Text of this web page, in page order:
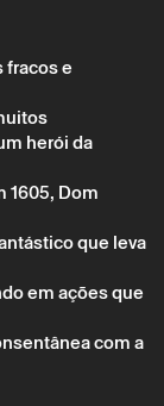
fracos e
herói da
1605, Dom
que leva
em ações que
com a